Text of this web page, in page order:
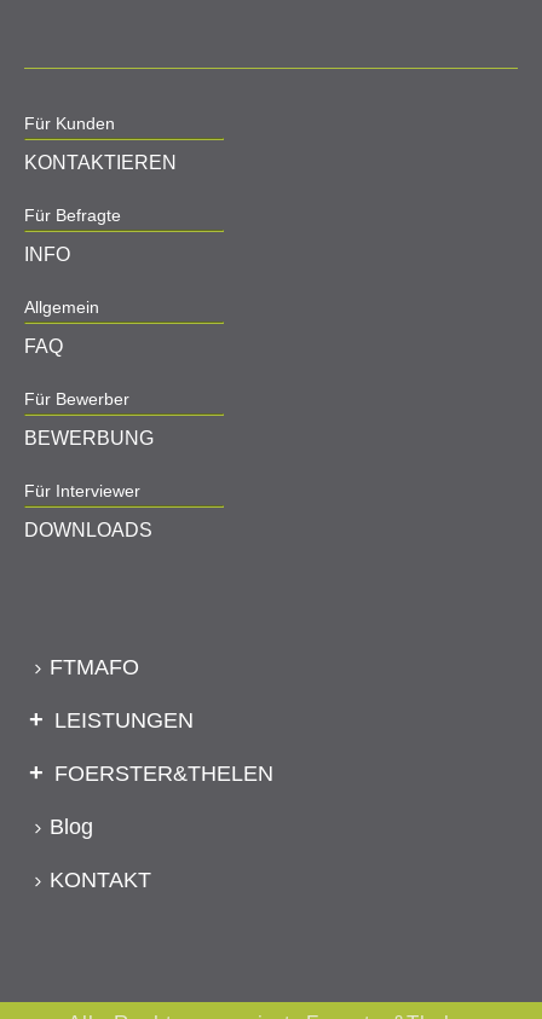
Für Kunden
KONTAKTIEREN
Für Befragte
INFO
Allgemein
FAQ
Für Bewerber
BEWERBUNG
Für Interviewer
DOWNLOADS
FTMAFO
LEISTUNGEN
FOERSTER&THELEN
Blog
KONTAKT